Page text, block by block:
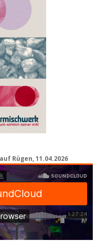
Rügen, 11.04.2026